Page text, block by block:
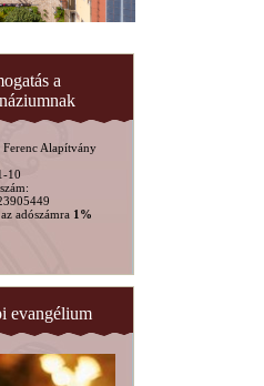
a
Ferenc Alapítvány
10
adószámra 1%
evangélium